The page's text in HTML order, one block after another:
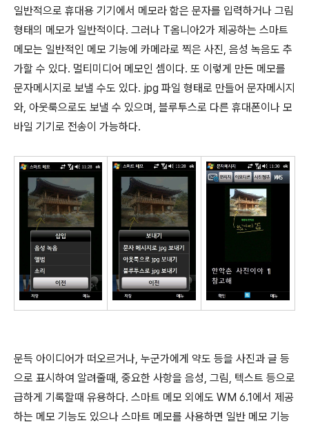
일반적으로 휴대용 기기에서 메모라 함은 문자를 입력하거나 그림
형태의 메모가 일반적이다. 그러나 T옴니아2가 제공하는 스마트
메모는 일반적인 메모 기능에 카메라로 찍은 사진, 음성 녹음도 추
가할 수 있다. 멀티미디어 메모인 셈이다. 또 이렇게 만든 메모를
문자메시지로 보낼 수도 있다. jpg 파일 형태로 만들어 문자메시지
와, 아웃룩으로도 보낼 수 있으며, 블루투스로 다른 휴대폰이나 모
바일 기기로 전송이 가능하다.
문득 아이디어가 떠오르거나, 누군가에게 약도 등을 사진과 글 등
으로 표시하여 알려줄때, 중요한 사항을 음성, 그림, 텍스트 등으로
급하게 기록할때 유용하다. 스마트 메모 외에도 WM 6.1에서 제공
하는 메모 기능도 있으나 스마트 메모를 사용하면 일반 메모 기능